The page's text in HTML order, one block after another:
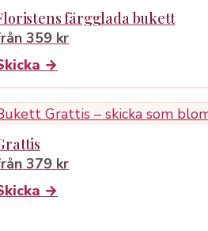
färgglada bukett
359 kr
→
379 kr
→